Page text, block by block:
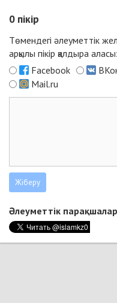
0 пікір
Төмендегі әлеуметтік
арқылы пікір қалдыра
Facebook
Mail.ru
Әлеуметтік